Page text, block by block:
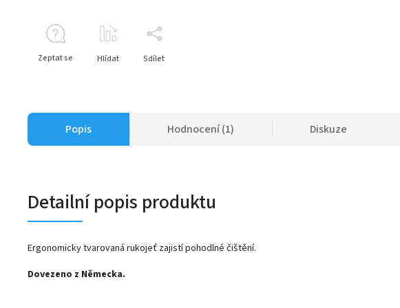
Zeptat se Hlídat Sdílet
Popis Hodnocení (1) Diskuze
Detailní popis produktu
Ergonomicky tvarovaná rukojeť zajistí pohodlné čištění.
Dovezeno z Německa.